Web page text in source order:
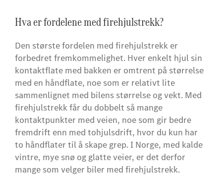
Hva er fordelene med firehjulstrekk?
Den største fordelen med firehjulstrekk er
forbedret fremkommelighet. Hver enkelt hjul sin
kontaktflate med bakken er omtrent på størrelse
med en håndflate, noe som er relativt lite
sammenlignet med bilens størrelse og vekt. Med
firehjulstrekk får du dobbelt så mange
kontaktpunkter med veien, noe som gir bedre
fremdrift enn med tohjulsdrift, hvor du kun har
to håndflater til å skape grep. I Norge, med kalde
vintre, mye snø og glatte veier, er det derfor
mange som velger biler med firehjulstrekk.